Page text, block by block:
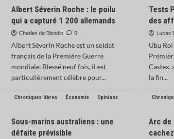
Albert Séverin Roche : le poilu
qui a capturé 1 200 allemands
Charles de Blondin 0
Albert Séverin Roche est un soldat
français de la Première Guerre
mondiale. Blessé neuf fois, il est
particulièrement célèbre pour...
Tests
des
Lucas
Ubu Roi
Castex,
la fin...
Chroniques libres Économie Opinions
Sous-marins australiens : une
défaite prévisible
Arc de